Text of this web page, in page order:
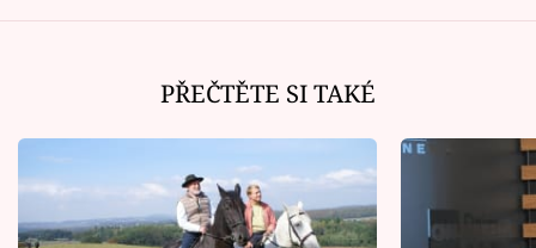
PŘEČTĚTE SI TAKÉ